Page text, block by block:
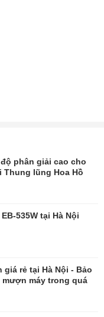
phân giải cao cho
lũng Hoa Hồ
535W tại Hà Nội
rẻ tại Hà Nội - Bảo
mượn máy trong quá